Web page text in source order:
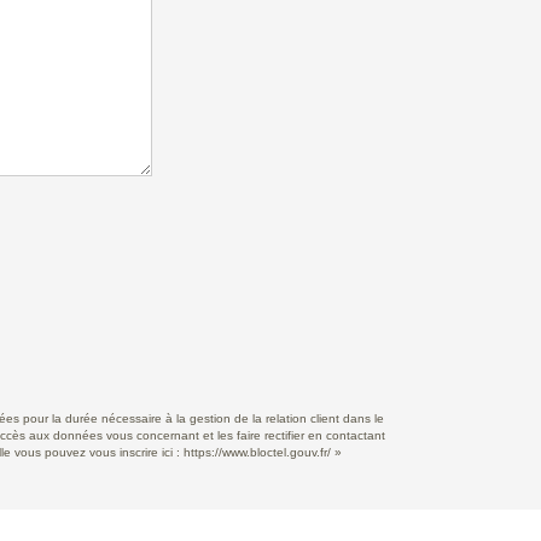
pour la durée nécessaire à la gestion de la relation client dans le
aux données vous concernant et les faire rectifier en contactant
vous pouvez vous inscrire ici : https://www.bloctel.gouv.fr/ »